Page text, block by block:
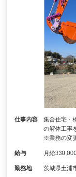
仕事内容
集合住宅・
の解体工事
※業務の変
給与 月給
勤務地 茨城県土浦